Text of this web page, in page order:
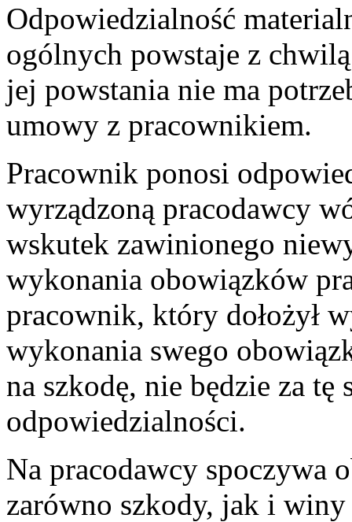
Odpowiedzialność
ogólnych powstaje z
jej powstania nie ma
umowy z pracownikiem.
Pracownik ponosi
wyrządzoną pracodawcy
wskutek zawinionego
wykonania obowiązków
pracownik, który dołożył
wykonania swego
na szkodę, nie będzie za tę
odpowiedzialności.
Na pracodawcy spoczywa
zarówno szkody, jak i